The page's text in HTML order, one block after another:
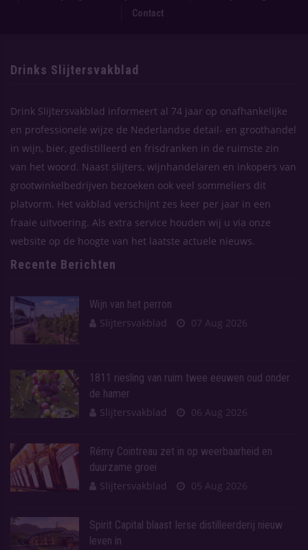
Contact
Drinks Slijtersvakblad
Drink Slijtersvakblad informeert al 74 jaar op onafhankelijke
en professionele wijze de Nederlandse detail- en groothandel
in wijn, bier, gedistilleerd en frisdranken in de ruimste zin
van het woord. Naast slijters, wijnhandelaren en inkopers van
grootwinkelbedrijven bezoeken ook veel sommeliers dit
platvorm. Het vakblad verschijnt zes keer per jaar in een
fraaie uitvoering. Als extra service houden wij u via onze
website op de hoogte van het laatste actuele nieuws.
Recente Berichten
Wijn van het perron
Slijtersvakblad
07 Aug 2026
1811 riesling van ruim twee eeuwen oud onder
de hamer
Slijtersvakblad
06 Aug 2026
Rémy Cointreau zet in op weerbaarheid en
duurzame groei
Slijtersvakblad
05 Aug 2026
Spirit Capital blaast Ierse distilleerderij nieuw
leven in